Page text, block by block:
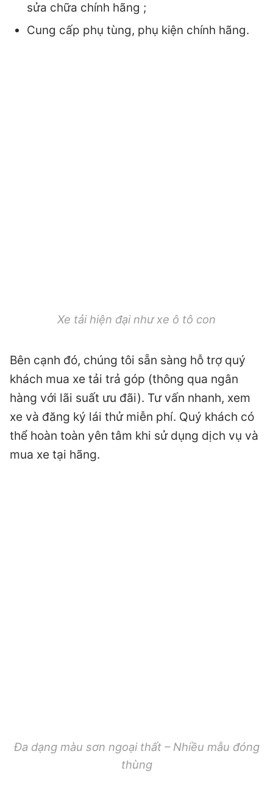
sửa chữa chính hãng ;
Cung cấp phụ tùng, phụ kiện chính hãng.
Xe tải hiện đại như xe ô tô con
Bên cạnh đó, chúng tôi sẵn sàng hỗ trợ quý
khách mua xe tải trả góp (thông qua ngân
hàng với lãi suất ưu đãi). Tư vấn nhanh, xem
xe và đăng ký lái thử miễn phí. Quý khách có
thể hoàn toàn yên tâm khi sử dụng dịch vụ và
mua xe tại hãng.
Đa dạng màu sơn ngoại thất – Nhiều mẫu đóng
thùng